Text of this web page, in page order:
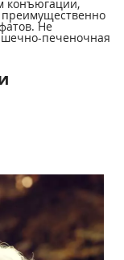
конъюгации,
Не
печеночная